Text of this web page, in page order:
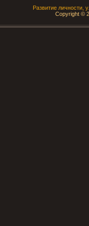
Развитие личнοсти,
Copyright ©